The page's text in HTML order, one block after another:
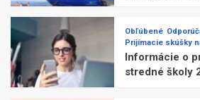
Obľúbené
Prijímacie skúšky
Informácie o
stredné školy